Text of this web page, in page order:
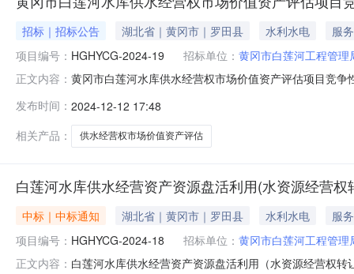
招标｜招标公告 湖北省｜黄冈市｜罗田县 水利水电
服务
项目编号： HGHYCG-2024-19 招标单位： 黄冈市白莲河工程管理
正文内容： 黄冈市白莲河水库供水经营权市场价值资产评估项目竞
号：/项目名称：黄冈市白莲河水库供水经营权市场价值
发布时间： 2024-12-12 17:48
相关产品：
供水经营权市场价值资产评估
白莲河水库供水经营资产资源盘活利用(水资源经营
中标｜中标通知 湖北省｜黄冈市｜罗田县 水利水电
服务
项目编号： HGHYCG-2024-18 招标单位： 黄冈市白莲河工程管理
正文内容： 白莲河水库供水经营资产资源盘活利用（水资源经营权